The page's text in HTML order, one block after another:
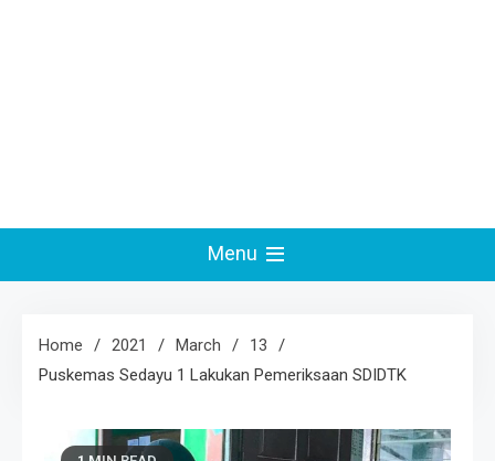
Menu
Home 2021 March
13
Puskemas Sedayu 1 Lakukan Pemeriksaan SDIDTK